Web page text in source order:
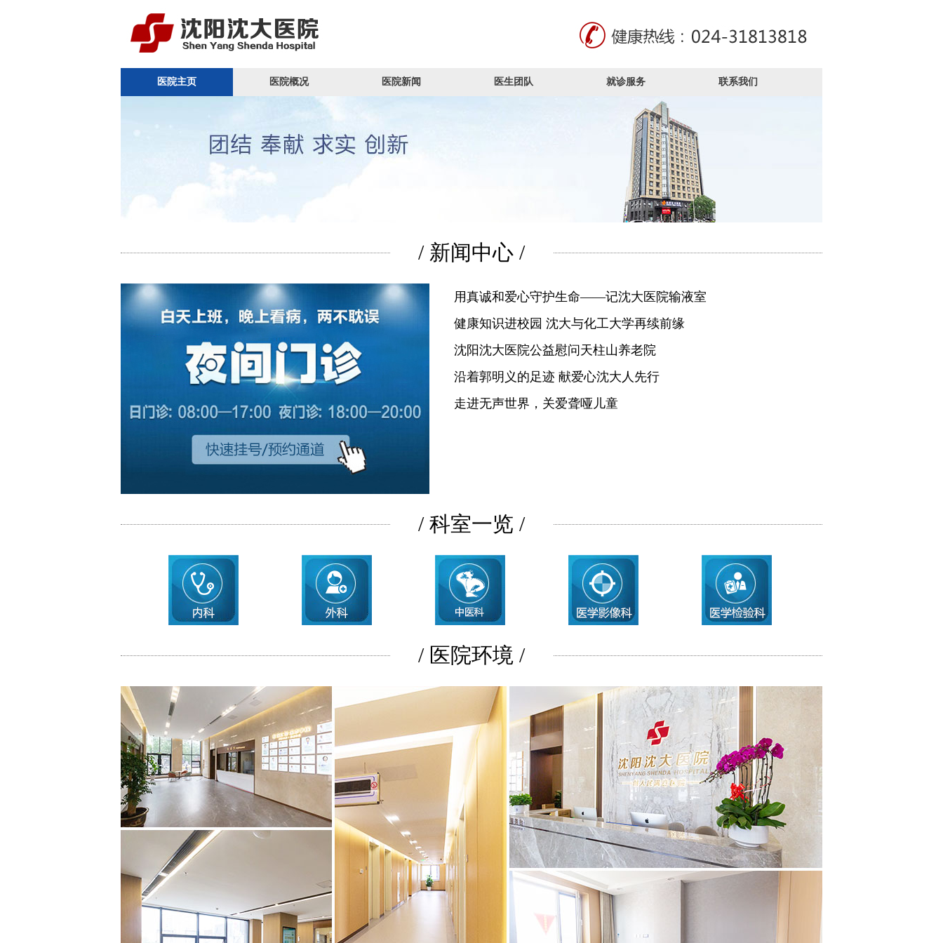
医院主页 医院概况 医院新闻 医生团队 就诊服务 联系我们
/ 新闻中心 /
用真诚和爱心守护生命——记沈大医院输液室
健康知识进校园 沈大与化工大学再续前缘
沈阳沈大医院公益慰问天柱山养老院
沿着郭明义的足迹 献爱心沈大人先行
走进无声世界，关爱聋哑儿童
/ 科室一览 /
/ 医院环境 /